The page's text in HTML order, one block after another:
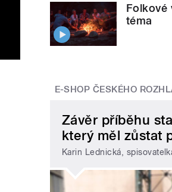
Folkové
téma
E-SHOP ČESKÉHO
Závěr příběhu
který měl zůstat
Karin Lednická,